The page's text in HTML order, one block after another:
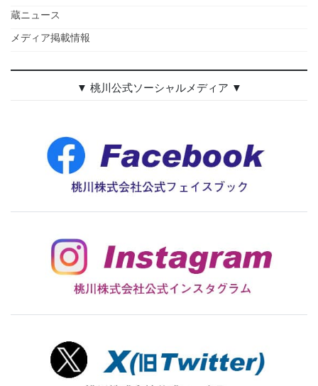
蔵ニュース
メディア掲載情報
▼ 桃川公式ソーシャルメディア ▼